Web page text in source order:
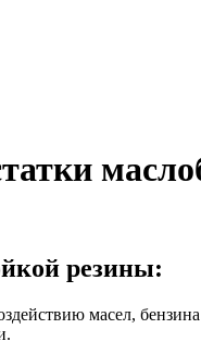
резины:
масел,